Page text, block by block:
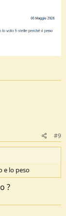
#9
e lo peso
?